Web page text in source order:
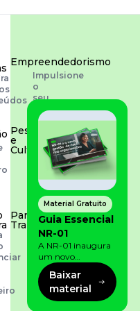
Empreendedorismo
Impulsione
o
seu
negócio
Pessoas
e
Cultura
Aprimore
cultura
organizacional
Para o
Trabalhador
Tudo
para
facilitar
rotina
Material Gratuito
Guia Essencial
NR-01
A NR-01 inaugura
um novo
momento na
prevenção de riscos:
agora, além dos
fatores físicos e
Baixar
material